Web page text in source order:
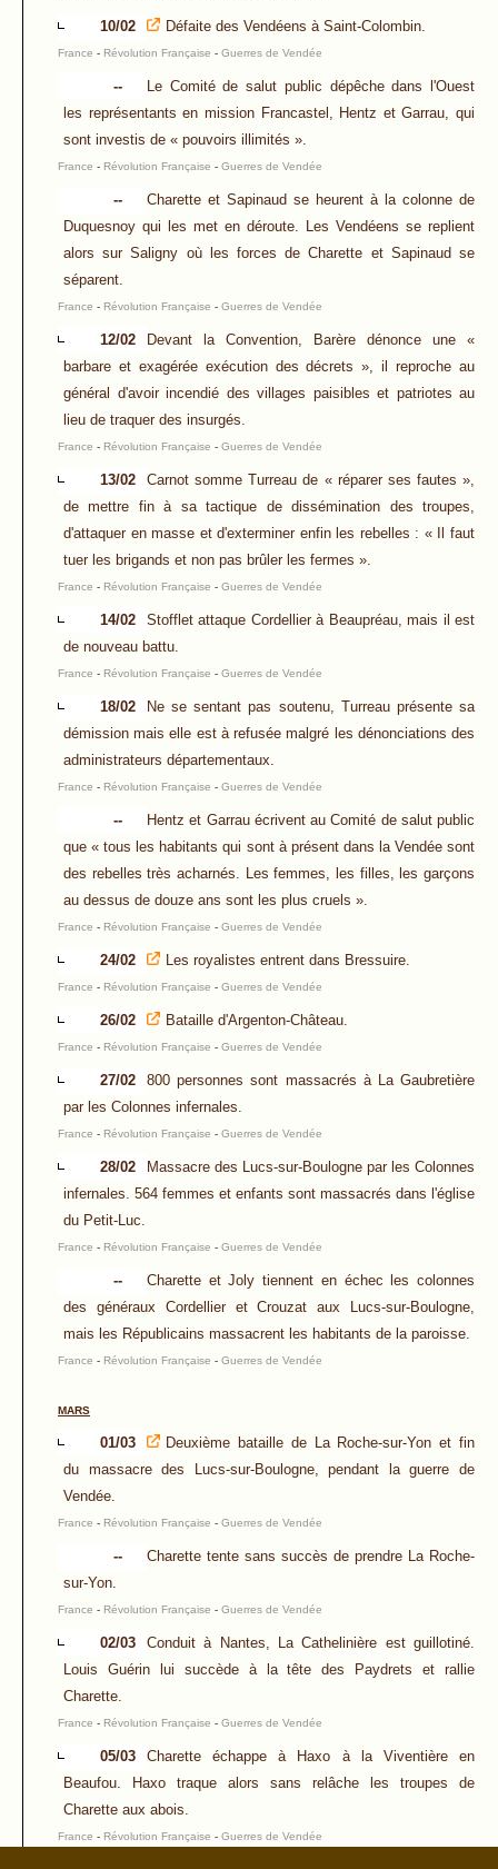
10/02 Défaite des Vendéens à Saint-Colombin.
France - Révolution Française - Guerres de Vendée
--
Le Comité de salut public dépêche dans l'Ouest
les représentants en mission Francastel, Hentz et Garrau, qui
sont investis de « pouvoirs illimités ».
France - Révolution Française - Guerres de Vendée
--
Charette et Sapinaud se heurent à la colonne de
Duquesnoy qui les met en déroute. Les Vendéens se replient
alors sur Saligny où les forces de Charette et Sapinaud se
séparent.
France - Révolution Française - Guerres de Vendée
12/02
Devant la Convention, Barère dénonce une «
barbare et exagérée exécution des décrets », il reproche au
général d'avoir incendié des villages paisibles et patriotes au
lieu de traquer des insurgés.
France - Révolution Française - Guerres de Vendée
13/02
Carnot somme Turreau de « réparer ses fautes »,
de mettre fin à sa tactique de dissémination des troupes,
d'attaquer en masse et d'exterminer enfin les rebelles : « Il faut
tuer les brigands et non pas brûler les fermes ».
France - Révolution Française - Guerres de Vendée
14/02
Stofflet attaque Cordellier à Beaupréau, mais il est
de nouveau battu.
France - Révolution Française - Guerres de Vendée
18/02
Ne se sentant pas soutenu, Turreau présente sa
démission mais elle est à refusée malgré les dénonciations des
administrateurs départementaux.
France - Révolution Française - Guerres de Vendée
--
Hentz et Garrau écrivent au Comité de salut public
que « tous les habitants qui sont à présent dans la Vendée sont
des rebelles très acharnés. Les femmes, les filles, les garçons
au dessus de douze ans sont les plus cruels ».
France - Révolution Française - Guerres de Vendée
24/02 Les royalistes entrent dans Bressuire.
France - Révolution Française - Guerres de Vendée
26/02 Bataille d'Argenton-Château.
France - Révolution Française - Guerres de Vendée
27/02
800 personnes sont massacrés à La Gaubretière
par les Colonnes infernales.
France - Révolution Française - Guerres de Vendée
28/02
Massacre des Lucs-sur-Boulogne par les Colonnes
infernales. 564 femmes et enfants sont massacrés dans l'église
du Petit-Luc.
France - Révolution Française - Guerres de Vendée
--
Charette et Joly tiennent en échec les colonnes
des généraux Cordellier et Crouzat aux Lucs-sur-Boulogne,
mais les Républicains massacrent les habitants de la paroisse.
France - Révolution Française - Guerres de Vendée
MARS
01/03
Deuxième bataille de La Roche-sur-Yon et fin
du massacre des Lucs-sur-Boulogne, pendant la guerre de
Vendée.
France - Révolution Française - Guerres de Vendée
--
Charette tente sans succès de prendre La Roche-
sur-Yon.
France - Révolution Française - Guerres de Vendée
02/03
Conduit à Nantes, La Cathelinière est guillotiné.
Louis Guérin lui succède à la tête des Paydrets et rallie
Charette.
France - Révolution Française - Guerres de Vendée
05/03
Charette échappe à Haxo à la Viventière en
Beaufou. Haxo traque alors sans relâche les troupes de
Charette aux abois.
France - Révolution Française - Guerres de Vendée